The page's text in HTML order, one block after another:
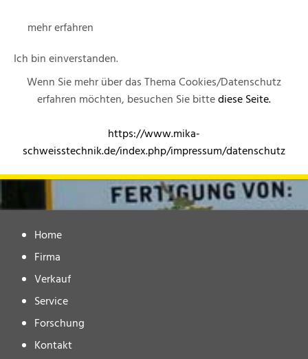
mehr erfahren
Ich bin einverstanden.
Wenn Sie mehr über das Thema Cookies/Datenschutz
erfahren möchten, besuchen Sie bittediese Seite.
https://www.mika-
schweisstechnik.de/index.php/impressum/datenschutz
Home
Firma
Verkauf
Service
Forschung
Kontakt